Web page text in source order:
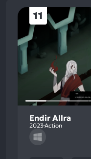
11
Endir Allra
2023Action